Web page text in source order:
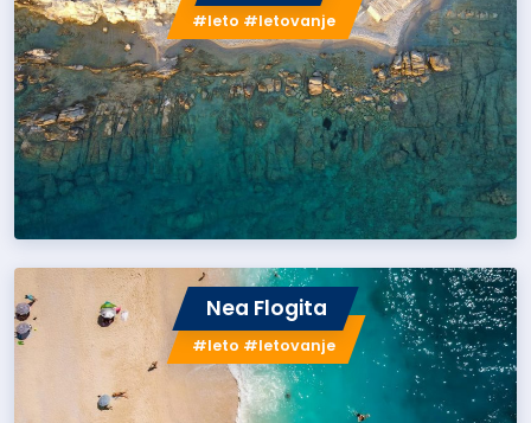
#leto #letovanje
Nea Flogita
#leto #letovanje